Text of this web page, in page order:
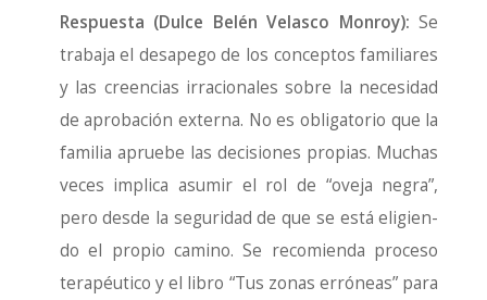
Res­pues­ta (Dul­ce Belén Velas­co Mon­roy): Se
tra­ba­ja el des­ape­go de los con­cep­tos fami­lia­res
y las creen­cias irra­cio­na­les sobre la nece­si­dad
de apro­ba­ción exter­na. No es obli­ga­to­rio que la
fami­lia aprue­be las deci­sio­nes pro­pias. Muchas
veces impli­ca asu­mir el rol de “ove­ja negra”,
pero des­de la segu­ri­dad de que se está eli­gien­
do el pro­pio camino. Se reco­mien­da pro­ce­so
tera­péu­ti­co y el libro “Tus zonas erró­neas” para